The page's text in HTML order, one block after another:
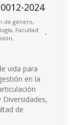
2024
de género,
, Facultad
,
vida para
en la
Diversidades,
de